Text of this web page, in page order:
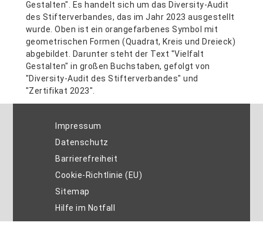
Impressum
Datenschutz
Barrierefreiheit
Cookie-Richtlinie (EU)
Sitemap
Hilfe im Notfall